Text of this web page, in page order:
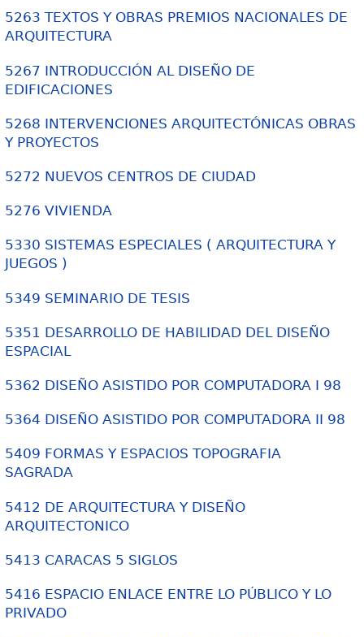
5263 TEXTOS Y OBRAS PREMIOS NACIONALES DE
ARQUITECTURA
5267 INTRODUCCIÓN AL DISEÑO DE
EDIFICACIONES
5268 INTERVENCIONES ARQUITECTÓNICAS OBRAS
Y PROYECTOS
5272 NUEVOS CENTROS DE CIUDAD
5276 VIVIENDA
5330 SISTEMAS ESPECIALES ( ARQUITECTURA Y
JUEGOS )
5349 SEMINARIO DE TESIS
5351 DESARROLLO DE HABILIDAD DEL DISEÑO
ESPACIAL
5362 DISEÑO ASISTIDO POR COMPUTADORA I 98
5364 DISEÑO ASISTIDO POR COMPUTADORA II 98
5409 FORMAS Y ESPACIOS TOPOGRAFIA
SAGRADA
5412 DE ARQUITECTURA Y DISEÑO
ARQUITECTONICO
5413 CARACAS 5 SIGLOS
5416 ESPACIO ENLACE ENTRE LO PÚBLICO Y LO
PRIVADO